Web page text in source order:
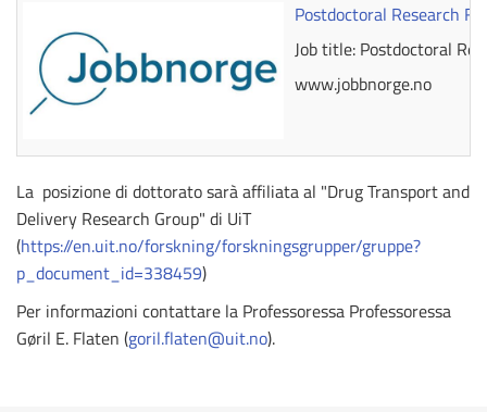
Postdoctoral Research
Job title: Postdoctoral
www.jobbnorge.no
La posizione di dottorato sarà affiliata al "Drug Transport and
Delivery Research Group" di UiT
(https://en.uit.no/forskning/forskningsgrupper/gruppe?
p_document_id=338459)
Per informazioni contattare la Professoressa Professoressa
Gøril E. Flaten (goril.flaten@uit.no).